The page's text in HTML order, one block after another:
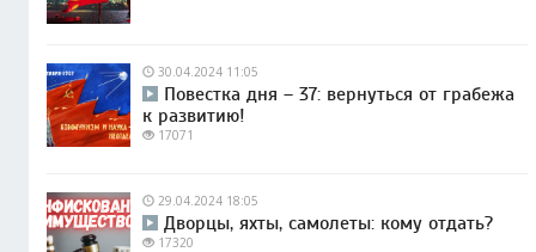
30.04.2024 11:05
Повестка дня – 37: вернуться от грабежа
к развитию!
17071
29.04.2024 18:05
Дворцы, яхты, самолеты: кому отдать?
17320